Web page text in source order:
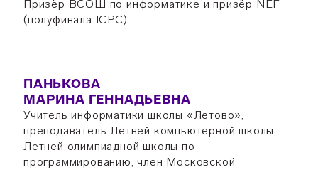
Призёр ВСОШ по информатике и призёр NEF
(полуфинала ICPC).
ПАНЬКОВА
МАРИНА ГЕННАДЬЕВНА
Учитель информатики школы «Летово»,
преподаватель Летней компьютерной школы,
Летней олимпиадной школы по
программированию, член Московской